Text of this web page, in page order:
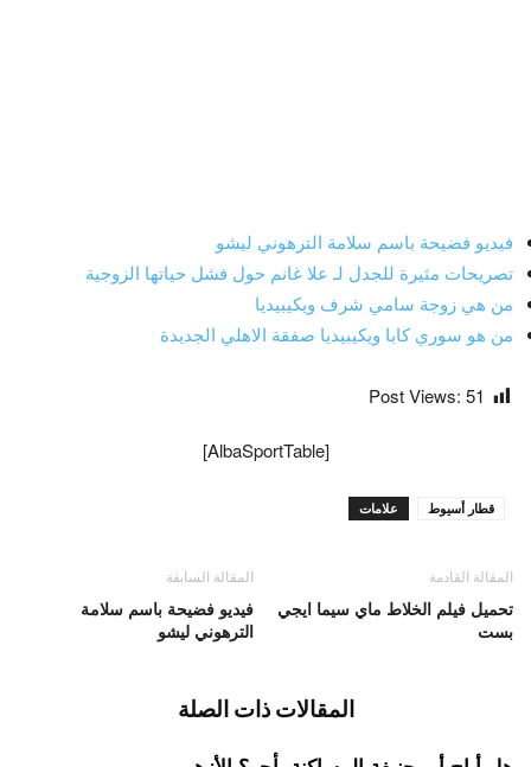
فيديو فضيحة باسم سلامة الترهوني ليشو
تصريحات مثيرة للجدل لـ علا غانم حول فشل حياتها الزوجية
من هي زوجة سامي شرف ويكيبيديا
من هو سوري كابا ويكيبيديا صفقة الاهلي الجديدة
Post Views: 51
[AlbaSportTable]
علامات قطار أسيوط
المقالة السابقة
فيديو فضيحة باسم سلامة
الترهوني ليشو
المقالة القادمة
تحميل فيلم الخلاط ماي سيما ايجي
بست
المقالات ذات الصلة